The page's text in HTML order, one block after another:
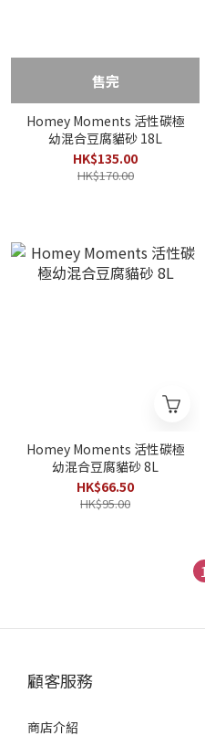
售完
Homey Moments 活性碳極
幼混合豆腐貓砂 18L
HK$135.00
HK$170.00
Homey Moments 活性碳極
幼混合豆腐貓砂 8L
HK$66.50
HK$95.00
1
顧客服務
商店介紹